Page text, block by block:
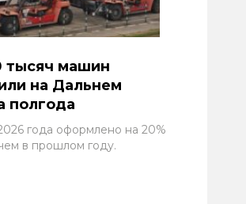
тысяч машин
на Дальнем
полгода
года оформлено на 20%
в прошлом году.